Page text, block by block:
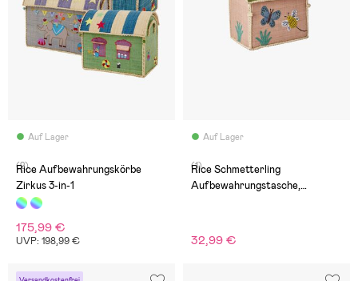
Auf Lager
(2)
Rice Aufbewahrungskörbe
Zirkus 3-in-1
175,99 €
UVP: 198,99 €
Auf Lager
(1)
Rice Schmetterling
Aufbewahrungstasche,
32,99 €